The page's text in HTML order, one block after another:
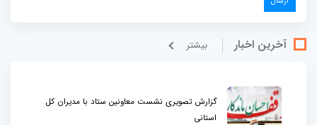
آخرین اخبار بيشتر
گزارش تصویری نشست معاونین ستاد با مدیران کل
استانی